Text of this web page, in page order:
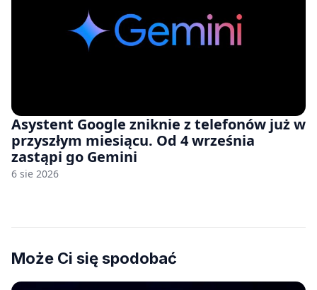
Asystent Google zniknie z telefonów już w
przyszłym miesiącu. Od 4 września
zastąpi go Gemini
6 sie 2026
Może Ci się spodobać